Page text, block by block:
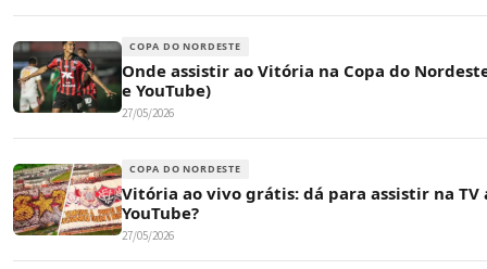
COPA DO NORDESTE
Onde assistir ao Vitória na Copa do
e YouTube)
27/05/2026
COPA DO NORDESTE
Vitória ao vivo grátis: dá para assistir na TV
YouTube?
27/05/2026